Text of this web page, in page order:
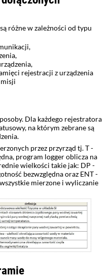
różne w zależności od typu
rejestracji z urządzenia
Dla każdego rejestratora
na którym zebrane są
przez przyrząd tj. T -
program logger oblicza na
wielkości takie jak: DP -
bezwzględna oraz ENT -
mierzone i wyliczanie